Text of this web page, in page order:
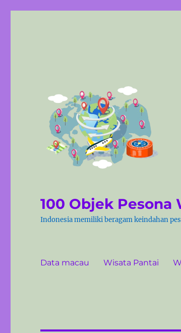
100 Objek Pesona
Indonesia memiliki beragam keindahan
Data macau Wisata Pantai